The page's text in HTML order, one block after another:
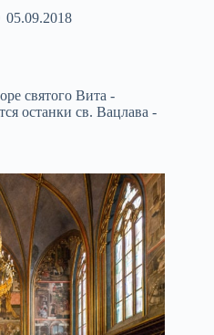
05.09.2018
святого Вита -
останки св. Вацлава -